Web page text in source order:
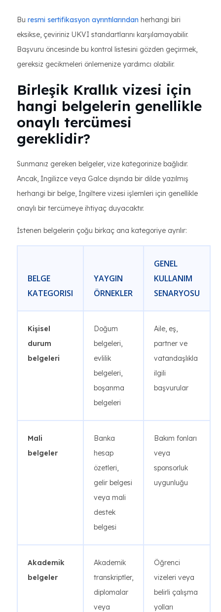
Bu resmi sertifikasyon ayrıntılarından herhangi biri
eksikse, çeviriniz UKVI standartlarını karşılamayabilir.
Başvuru öncesinde bu kontrol listesini gözden geçirmek,
gereksiz gecikmeleri önlemenize yardımcı olabilir.
Birleşik Krallık vizesi için
hangi belgelerin genellikle
onaylı tercümesi
gereklidir?
Sunmanız gereken belgeler, vize kategorinize bağlıdır.
Ancak, İngilizce veya Galce dışında bir dilde yazılmış
herhangi bir belge, İngiltere vizesi işlemleri için genellikle
onaylı bir tercümeye ihtiyaç duyacaktır.
İstenen belgelerin çoğu birkaç ana kategoriye ayrılır:
BELGE
KATEGORISI
YAYGIN
ÖRNEKLER
GENEL
KULLANIM
SENARYOSU
Kişisel
durum
belgeleri
Doğum
belgeleri,
evlilik
belgeleri,
boşanma
belgeleri
Aile, eş,
partner ve
vatandaşlıkla
ilgili
başvurular
Mali
belgeler
Banka
hesap
özetleri,
gelir belgesi
veya mali
destek
belgesi
Bakım fonları
veya
sponsorluk
uygunluğu
Akademik
belgeler
Akademik
transkriptler,
diplomalar
veya
Öğrenci
vizeleri veya
belirli çalışma
yolları